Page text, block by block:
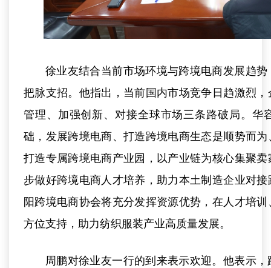
徐业友结合当前市场环境与跨境电商发展趋
把脉支招。他指出，当前国内市场竞争日趋激烈
管理、加强创新、对接全球市场三条路破局。华
础，发展跨境电商、打造跨境电商生态是顺势而
打造专属跨境电商产业园，以产业链为核心集聚
步做好跨境电商人才培养，助力本土制造企业对
阳跨境电商协会将充分发挥资源优势，在人才培
方位支持，助力纺织服装产业高质量发展。
周鹏对徐业友一行的到来表示欢迎。他表示